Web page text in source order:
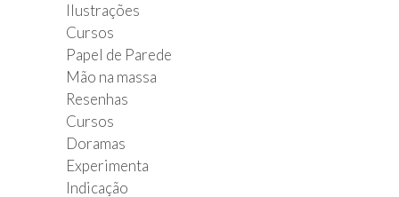
Ilustrações
Cursos
Papel de Parede
Mão na massa
Resenhas
Cursos
Doramas
Experimenta
Indicação